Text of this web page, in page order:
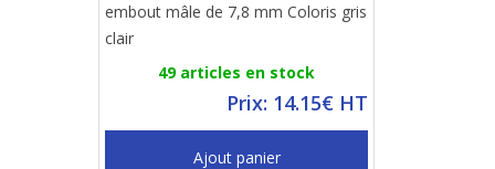
embout mâle de 7,8 mm Coloris gris
clair
49 articles en stock
Prix: 14.15€ HT
Ajout panier